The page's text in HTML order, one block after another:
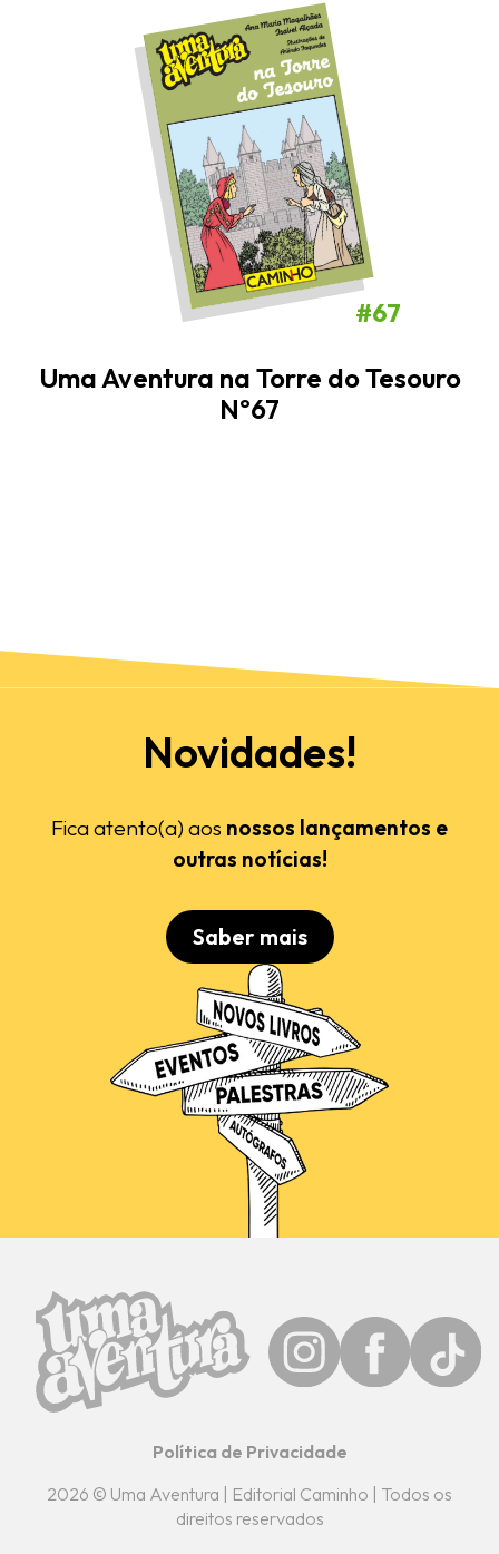
#67
Uma Aventura na Torre do Tesouro
Nº67
Novidades!
Fica atento(a) aos nossos lançamentos e
outras notícias!
Saber mais
Política de Privacidade
2026 © Uma Aventura | Editorial Caminho | Todos os
direitos reservados